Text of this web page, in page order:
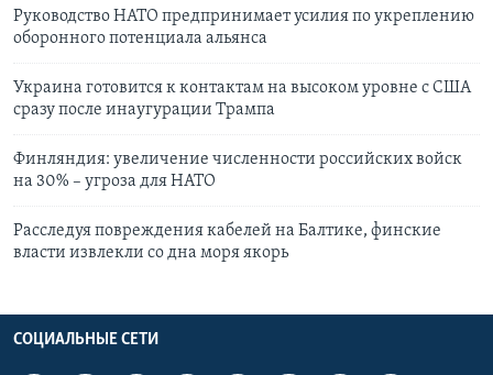
Руководство НАТО предпринимает усилия по укреплению
оборонного потенциала альянса
Украина готовится к контактам на высоком уровне с США
сразу после инаугурации Трампа
Финляндия: увеличение численности российских войск
на 30% – угроза для НАТО
Расследуя повреждения кабелей на Балтике, финские
власти извлекли со дна моря якорь
СОЦИАЛЬНЫЕ СЕТИ